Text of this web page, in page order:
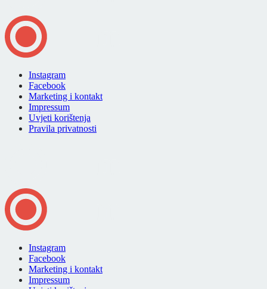
Instagram
Facebook
Marketing i kontakt
Impressum
Uvjeti korištenja
Pravila privatnosti
Instagram
Facebook
Marketing i kontakt
Impressum